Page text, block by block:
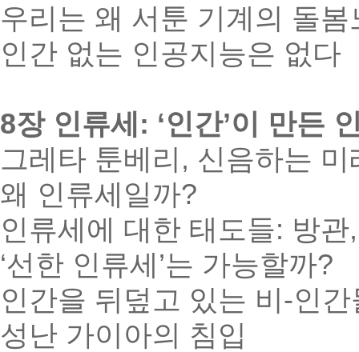
우리는 왜 서툰 기계의 돌
인간 없는 인공지능은 없다
8장 인류세: ‘인간’이 만든
그레타 툰베리, 신음하는 미
왜 인류세일까?
인류세에 대한 태도들: 방
‘선한 인류세’는 가능할까?
인간을 뒤덮고 있는 비-인간
성난 가이아의 침입